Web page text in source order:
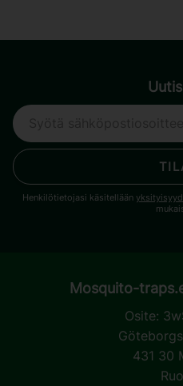
Henkilötietojasi käsitellään
Mosquito-
Osite:
431 30